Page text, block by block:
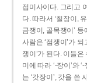
접미사이다. 그리고
다. 따라서 ‘칠장이,
금쟁이, 골목쟁이’ 등
사람은 ‘점쟁이’가
쟁이’가 된다. 이들
미에 따라 ‘-장이’와
는 ‘갓장이’, 갓을 쓴